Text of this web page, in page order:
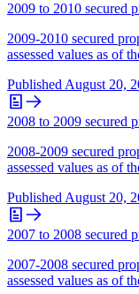
2009 to 2010 secured
2009-2010 secured
assessed values as of
PublishedAugust 20,
2008 to 2009 secured
2008-2009 secured
assessed values as of
PublishedAugust 20,
2007 to 2008 secured
2007-2008 secured
assessed values as of